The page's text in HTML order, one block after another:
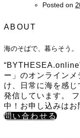
Posted on
ABOUT
海のそばで、暮らそう。
ー」のオンライン
け、日常に海を感
発信しています。
中！お申し込みはお
問い合わせる